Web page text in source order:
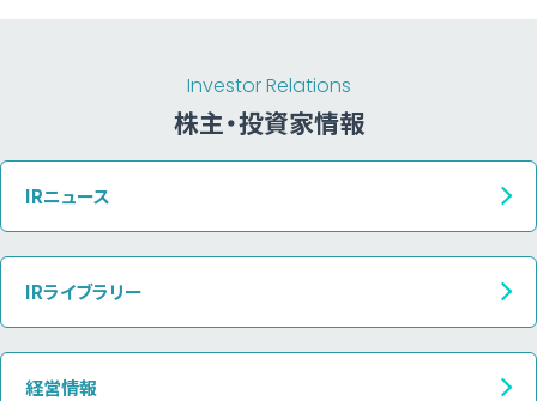
Investor Relations
株主・投資家情報
IRニュース
IRライブラリー
経営情報